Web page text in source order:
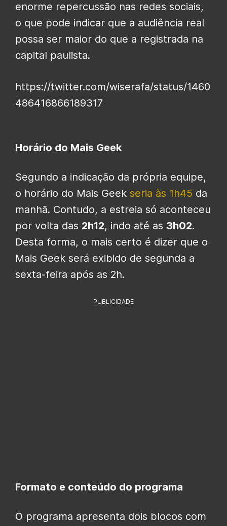
enorme repercussão nas redes sociais,
o que pode indicar que a audiência real
possa ser maior do que a registrada na
capital paulista.
https://twitter.com/wiserafa/status/1460
486416866189317
Horário do Mais Geek
Segundo a indicação da própria equipe,
o horário do Mais Geek seria às 1h45 da
manhã. Contudo, a estreia só aconteceu
por volta das 2h12, indo até as 3h02.
Desta forma, o mais certo é dizer que o
Mais Geek será exibido de segunda a
sexta-feira após as 2h.
PUBLICIDADE
Formato e conteúdo do programa
O programa apresenta dois blocos com